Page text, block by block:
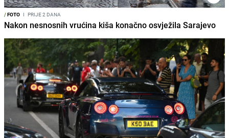
/FOTO I PRIJE 2 DANA
Nakon nesnosnih vrućina kiša konačno osvježila Sarajevo